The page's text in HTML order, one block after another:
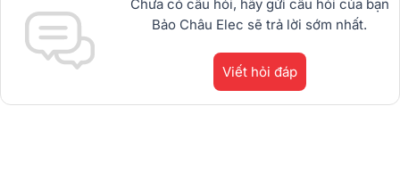
Chưa có câu hỏi, hãy gửi câu hỏi của bạn
Bảo Châu Elec sẽ trả lời sớm nhất.
Viết hỏi đáp